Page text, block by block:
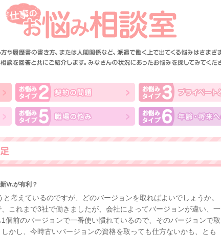
Vr.が有利？
と考えているのですが、どのバージョンを取ればよいでしょうか。
これまで3社で働きましたが、会社によってバージョンが違い、一
個前のバージョンで一番使い慣れているので、そのバージョンで取
かし、今時古いバージョンの資格を取っても仕方ないかも、とも